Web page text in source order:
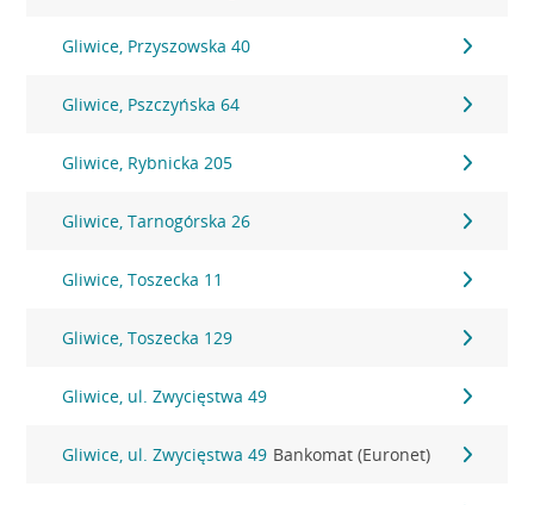
Gliwice, Przyszowska 40
Gliwice, Pszczyńska 64
Gliwice, Rybnicka 205
Gliwice, Tarnogórska 26
Gliwice, Toszecka 11
Gliwice, Toszecka 129
Gliwice, ul. Zwycięstwa 49
Gliwice, ul. Zwycięstwa 49 Bankomat (Euronet)